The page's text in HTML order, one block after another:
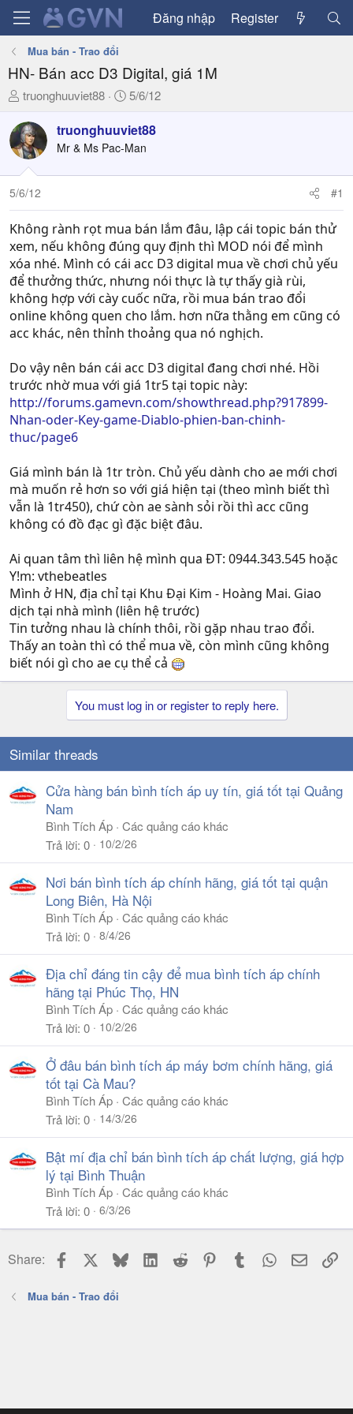
Đăng nhập Register
Mua bán - Trao đổi
HN- Bán acc D3 Digital, giá 1M
T
r
e
a
d
s
t
a
r
t
e
r
truonghuuviet88
N
à
y
ử
5/6/12
truonghuuviet88
Mr & Ms Pac-Man
5/6/12 #1
Không rành rọt mua bán lắm đâu, lập cái topic bán thử
xem, nếu không đúng quy định thì MOD nói để mình
xóa nhé. Mình có cái acc D3 digital mua về chơi chủ yếu
để thưởng thức, nhưng nói thực là tự thấy già rùi,
không hợp với cày cuốc nữa, rồi mua bán trao đổi
online không quen cho lắm. hơn nữa thằng em cũng có
acc khác, nên thỉnh thoảng qua nó nghịch.
Do vậy nên bán cái acc D3 digital đang chơi nhé. Hồi
trước nhờ mua với giá 1tr5 tại topic này:
http://forums.gamevn.com/showthread.php?917899-
Nhan-oder-Key-game-Diablo-phien-ban-chinh-
thuc/page6
Giá mình bán là 1tr tròn. Chủ yếu dành cho ae mới chơi
mà muốn rẻ hơn so với giá hiện tại (theo mình biết thì
vẫn là 1tr450), chứ còn ae sành sỏi rồi thì acc cũng
không có đồ đạc gì đặc biệt đâu.
Ai quan tâm thì liên hệ mình qua ĐT: 0944.343.545 hoặc
Y!m: vthebeatles
Mình ở HN, địa chỉ tại Khu Đại Kim - Hoàng Mai. Giao
dịch tại nhà mình (liên hệ trước)
Tin tưởng nhau là chính thôi, rồi gặp nhau trao đổi.
Thấy an toàn thì có thể mua về, còn mình cũng không
biết nói gì cho ae cụ thể cả
You must log in or register to reply here.
Similar threads
Cửa hàng bán bình tích áp uy tín, giá tốt tại Quảng
Nam
Bình Tích Áp Các quảng cáo khác
Trả lời 0 10/2/26
Nơi bán bình tích áp chính hãng, giá tốt tại quận
Long Biên, Hà Nội
Bình Tích Áp Các quảng cáo khác
Trả lời 0 8/4/26
Địa chỉ đáng tin cậy để mua bình tích áp chính
hãng tại Phúc Thọ, HN
Bình Tích Áp Các quảng cáo khác
Trả lời 0 10/2/26
Ở đâu bán bình tích áp máy bơm chính hãng, giá
tốt tại Cà Mau?
Bình Tích Áp Các quảng cáo khác
Trả lời 0 14/3/26
Bật mí địa chỉ bán bình tích áp chất lượng, giá hợp
lý tại Bình Thuận
Bình Tích Áp Các quảng cáo khác
Trả lời 0 6/3/26
Share: Facebook BlueskyLinkedIn
Reddit PinterestTumblr WhatsApp
Email
Mua bán - Trao đổi